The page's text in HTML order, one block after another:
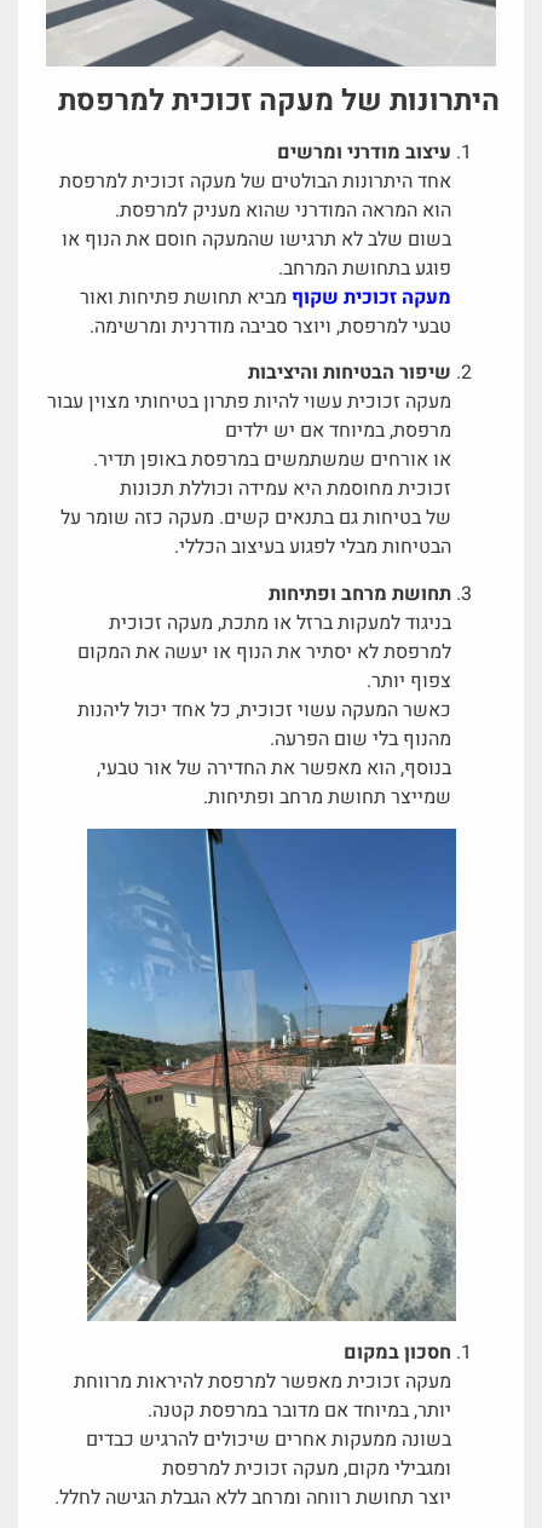
היתרונות של מעקה זכוכית למרפסת
עיצוב מודרני ומרשים
אחד היתרונות הבולטים של מעקה זכוכית למרפסת
הוא המראה המודרני שהוא מעניק למרפסת.
בשום שלב לא תרגישו שהמעקה חוסם את הנוף או
פוגע בתחושת המרחב.
מעקה זכוכית שקוף מביא תחושת פתיחות ואור
טבעי למרפסת, ויוצר סביבה מודרנית ומרשימה.
שיפור הבטיחות והיציבות
מעקה זכוכית עשוי להיות פתרון בטיחותי מצוין עבור
מרפסת, במיוחד אם יש ילדים
או אורחים שמשתמשים במרפסת באופן תדיר.
זכוכית מחוסמת היא עמידה וכוללת תכונות
של בטיחות גם בתנאים קשים. מעקה כזה שומר על
הבטיחות מבלי לפגוע בעיצוב הכללי.
תחושת מרחב ופתיחות
בניגוד למעקות ברזל או מתכת, מעקה זכוכית
למרפסת לא יסתיר את הנוף או יעשה את המקום
צפוף יותר.
כאשר המעקה עשוי זכוכית, כל אחד יכול ליהנות
מהנוף בלי שום הפרעה.
בנוסף, הוא מאפשר את החדירה של אור טבעי,
שמייצר תחושת מרחב ופתיחות.
חסכון במקום
מעקה זכוכית מאפשר למרפסת להיראות מרווחת
יותר, במיוחד אם מדובר במרפסת קטנה.
בשונה ממעקות אחרים שיכולים להרגיש כבדים
ומגבילי מקום, מעקה זכוכית למרפסת
יוצר תחושת רווחה ומרחב ללא הגבלת הגישה לחלל.